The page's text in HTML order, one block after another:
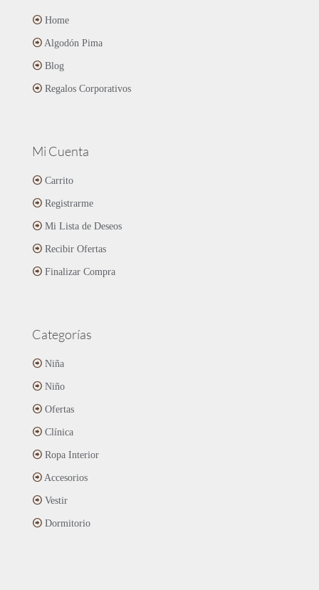
Home
Algodón Pima
Blog
Regalos Corporativos
Mi Cuenta
Carrito
Registrarme
Mi Lista de Deseos
Recibir Ofertas
Finalizar Compra
Categorías
Niña
Niño
Ofertas
Clínica
Ropa Interior
Accesorios
Vestir
Dormitorio